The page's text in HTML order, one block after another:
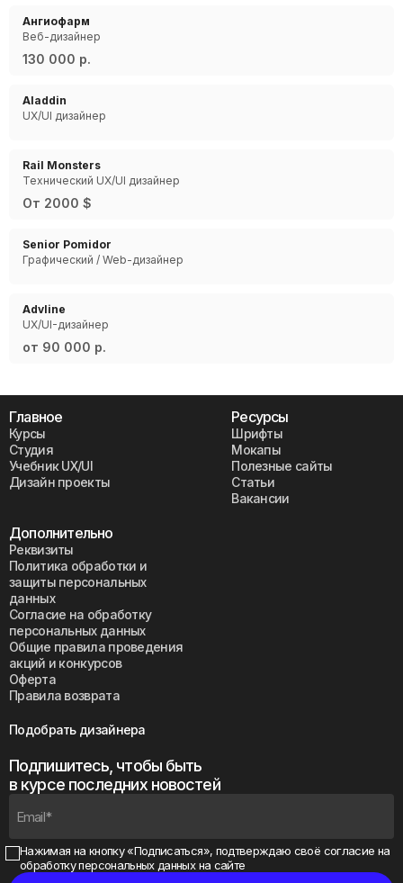
Ангиофарм
Веб-дизайнер
130 000 р.
Aladdin
UX/UI дизайнер
Rail Monsters
Технический UX/UI дизайнер
От 2000 $
Senior Pomidor
Графический / Web-дизайнер
Advline
UX/UI-дизайнер
от 90 000 р.
Главное
Курсы
Студия
Учебник UX/UI
Дизайн проекты
Ресурсы
Шрифты
Мокапы
Полезные сайты
Статьи
Вакансии
Дополнительно
Реквизиты
Политика обработки и
защиты персональных
данных
Согласие на обработку
персональных данных
Общие правила проведения
акций и конкурсов
Оферта
Правила возврата
Подпишитесь, чтобы быть
в курсе последних новостей
Нажимая на кнопку «Подписаться», подтверждаю своё согласие на
обработку персональных данных на сайте
Подобрать дизайнера